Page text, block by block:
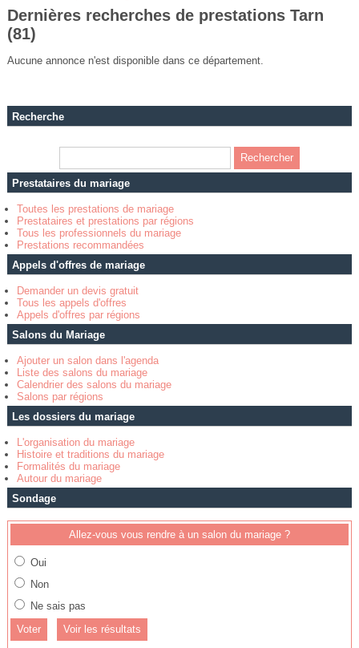
Dernières recherches de prestations Tarn
(81)
Aucune annonce n'est disponible dans ce département.
Recherche
Prestataires du mariage
Toutes les prestations de mariage
Prestataires et prestations par régions
Tous les professionnels du mariage
Prestations recommandées
Appels d'offres de mariage
Demander un devis gratuit
Tous les appels d'offres
Appels d'offres par régions
Salons du Mariage
Ajouter un salon dans l'agenda
Liste des salons du mariage
Calendrier des salons du mariage
Salons par régions
Les dossiers du mariage
L'organisation du mariage
Histoire et traditions du mariage
Formalités du mariage
Autour du mariage
Sondage
Allez-vous vous rendre à un salon du mariage ?
Oui
Non
Ne sais pas
Voir les résultats